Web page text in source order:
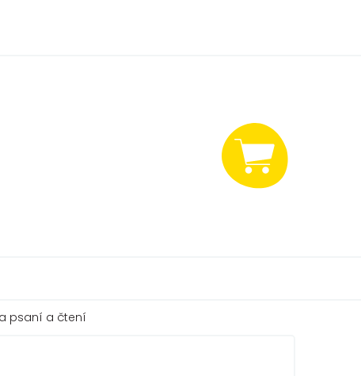
psaní a čtení